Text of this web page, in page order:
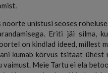
noorte unistusi seoses
Eriti jäi silma,
on kindlad ideed, millest
kumab kõrvus tsitaat
vaimust. Meie Tartu ei ela